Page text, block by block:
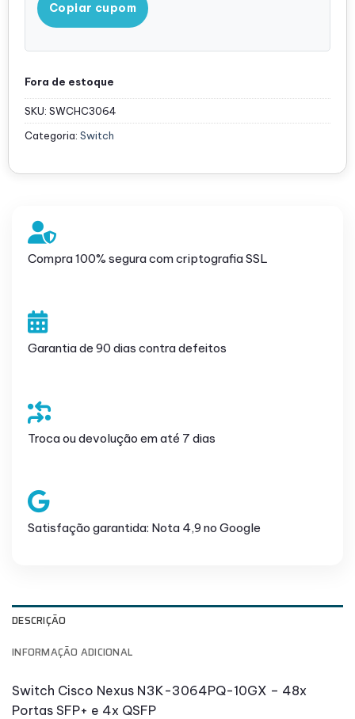
Copiar cupom
Fora de estoque
SKU: SWCHC3064
Categoria: Switch
Compra 100% segura com criptografia SSL
Garantia de 90 dias contra defeitos
Troca ou devolução em até 7 dias
Satisfação garantida: Nota 4,9 no Google
DESCRIÇÃO
INFORMAÇÃO ADICIONAL
Switch Cisco Nexus N3K-3064PQ-10GX – 48x
Portas SFP+ e 4x QSFP